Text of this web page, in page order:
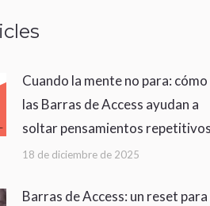
Cuando la mente no para: cómo
las Barras de Access ayudan a
soltar pensamientos repetitivos
18 de diciembre de 2025
Barras de Access: un reset para